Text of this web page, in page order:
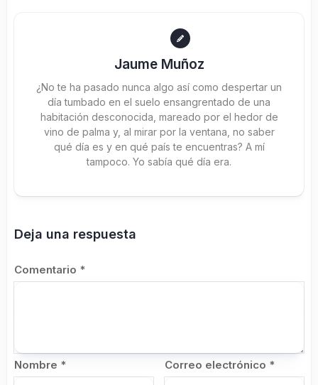
Jaume Muñoz
¿No te ha pasado nunca algo así como despertar un
día tumbado en el suelo ensangrentado de una
habitación desconocida, mareado por el hedor de
vino de palma y, al mirar por la ventana, no saber
qué día es y en qué país te encuentras? A mí
tampoco. Yo sabía qué día era.
Deja una respuesta
Comentario *
Nombre * Correo electrónico *